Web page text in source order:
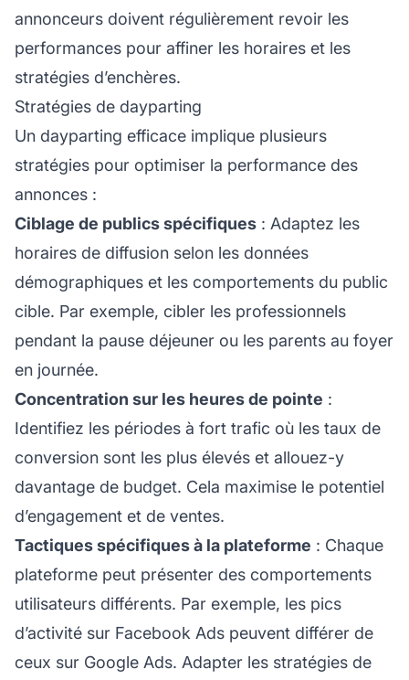
annonceurs doivent régulièrement revoir les
performances pour affiner les horaires et les
stratégies d’enchères.
Stratégies de dayparting
Un dayparting efficace implique plusieurs
stratégies pour optimiser la performance des
annonces :
Ciblage de publics spécifiques : Adaptez les
horaires de diffusion selon les données
démographiques et les comportements du public
cible. Par exemple, cibler les professionnels
pendant la pause déjeuner ou les parents au foyer
en journée.
Concentration sur les heures de pointe :
Identifiez les périodes à fort trafic où les taux de
conversion sont les plus élevés et allouez-y
davantage de budget. Cela maximise le potentiel
d’engagement et de ventes.
Tactiques spécifiques à la plateforme : Chaque
plateforme peut présenter des comportements
utilisateurs différents. Par exemple, les pics
d’activité sur Facebook Ads peuvent différer de
ceux sur Google Ads. Adapter les stratégies de